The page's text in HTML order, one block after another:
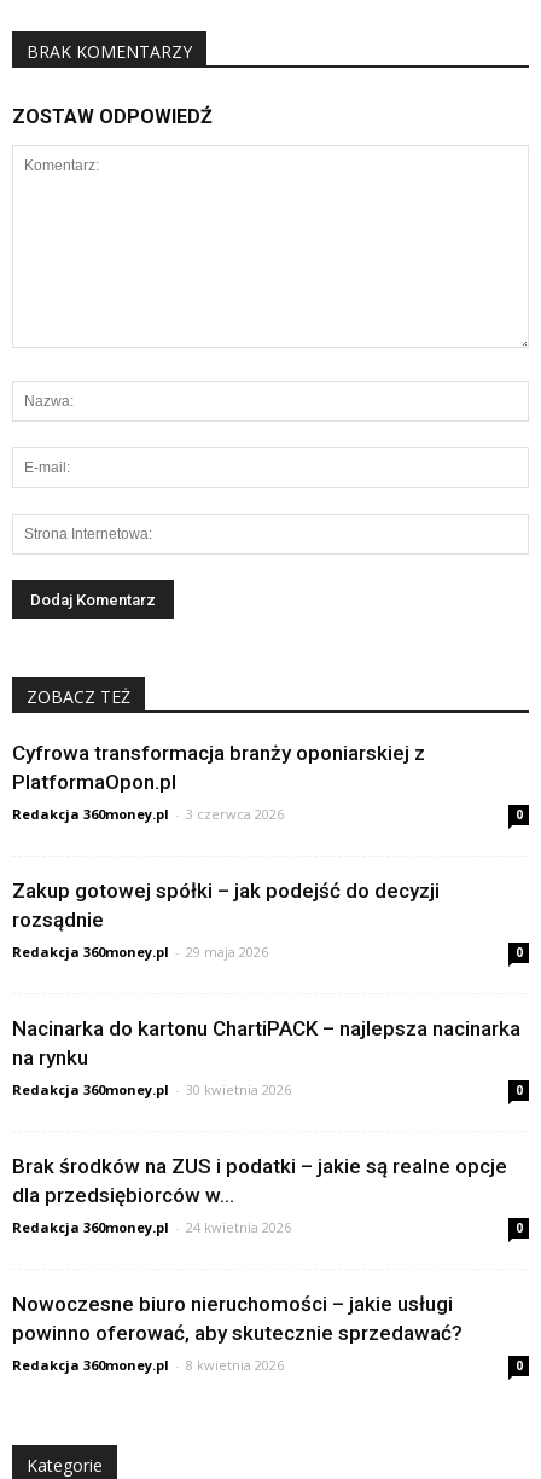
BRAK KOMENTARZY
ZOSTAW ODPOWIEDŹ
ZOBACZ TEŻ
Cyfrowa transformacja branży oponiarskiej z
PlatformaOpon.pl
Redakcja 360money.pl - 3 czerwca 2026 0
Zakup gotowej spółki – jak podejść do decyzji
rozsądnie
Redakcja 360money.pl - 29 maja 2026 0
Nacinarka do kartonu ChartiPACK – najlepsza nacinarka
na rynku
Redakcja 360money.pl - 30 kwietnia 2026 0
Brak środków na ZUS i podatki – jakie są realne opcje
dla przedsiębiorców w...
Redakcja 360money.pl - 24 kwietnia 2026 0
Nowoczesne biuro nieruchomości – jakie usługi
powinno oferować, aby skutecznie sprzedawać?
Redakcja 360money.pl - 8 kwietnia 2026 0
Kategorie